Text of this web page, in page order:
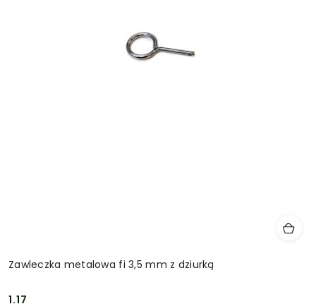
Zawleczka metalowa fi 3,5 mm z dziurką
1.17